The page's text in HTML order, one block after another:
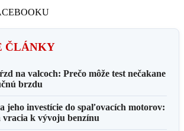
ČLÁNKY
na valcoch: Prečo môže test nečakane
brzdu
jeho investície do spaľovacích motorov:
vracia k vývoju benzínu